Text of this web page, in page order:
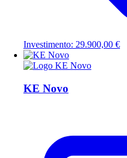
Investimento: 29.900,00 €
KE Novo